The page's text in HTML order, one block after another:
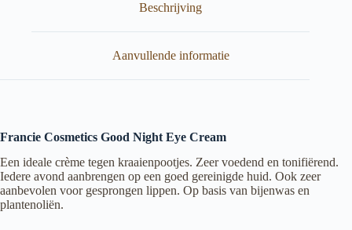
huid
aantal
Beschrijving
Aanvullende informatie
Francie Cosmetics Good Night Eye Cream
Een ideale crème tegen kraaienpootjes. Zeer voedend en tonifiërend.
Iedere avond aanbrengen op een goed gereinigde huid. Ook zeer
aanbevolen voor gesprongen lippen. Op basis van bijenwas en
plantenoliën.